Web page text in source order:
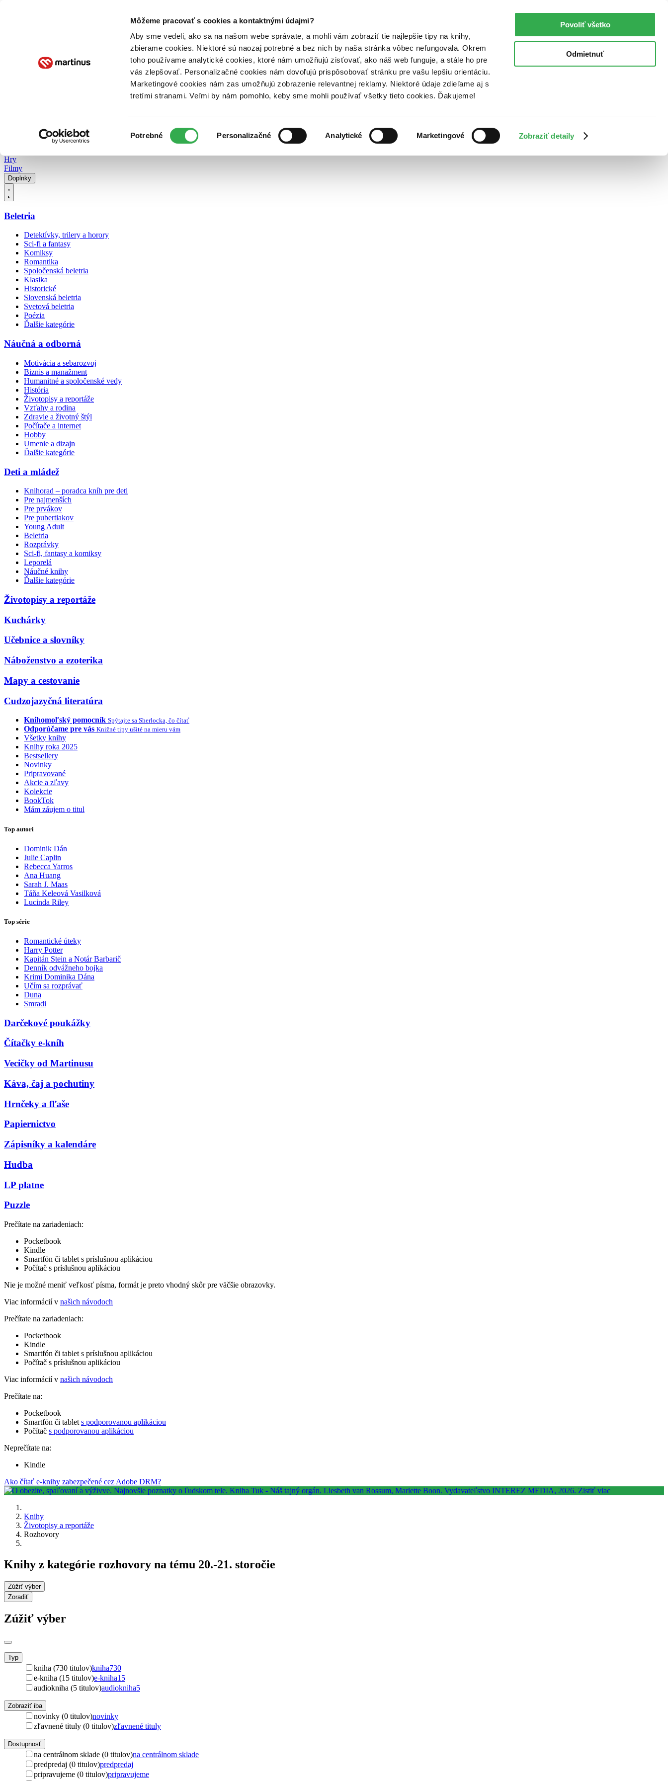
Môžeme pracovať s cookies a kontaktnými údajmi?
Aby sme vedeli, ako sa na našom webe správate, a mohli vám zobraziť tie najlepšie tipy na knihy,
zbierame cookies. Niektoré sú naozaj potrebné a bez nich by naša stránka vôbec nefungovala. Okrem
toho používame analytické cookies, ktoré nám umožňujú zisťovať, ako náš web funguje, a stále ho pre
vás zlepšovať. Personalizačné cookies nám dovoľujú prispôsobovať stránku pre vašu lepšiu orientáciu.
Marketingové cookies nám zas umožňujú zobrazenie relevantnej reklamy. Niektoré údaje zdieľame aj s
tretími stranami. Veľmi by nám pomohlo, keby sme mohli používať všetky tieto cookies. Ďakujeme!
súhlasu
Potrebné Personalizačné Analytické Marketingové Zobraziť detaily
Povoliť všetko
Odmietnuť
Poukážky Kontakt
Hry
Filmy
Doplnky
Beletria
Detektívky, trilery a horory
Sci-fi a fantasy
Komiksy
Romantika
Spoločenská beletria
Klasika
Historické
Slovenská beletria
Svetová beletria
Poézia
Ďalšie kategórie
Náučná a odborná
Motivácia a sebarozvoj
Biznis a manažment
Humanitné a spoločenské vedy
História
Životopisy a reportáže
Vzťahy a rodina
Zdravie a životný štýl
Počítače a internet
Hobby
Umenie a dizajn
Ďalšie kategórie
Deti a mládež
Knihorad – poradca kníh pre deti
Pre najmenších
Pre prvákov
Pre pubertiakov
Young Adult
Beletria
Rozprávky
Sci-fi, fantasy a komiksy
Leporelá
Náučné knihy
Ďalšie kategórie
Životopisy a reportáže
Kuchárky
Učebnice a slovníky
Náboženstvo a ezoterika
Mapy a cestovanie
Cudzojazyčná literatúra
Knihomoľský pomocník Spýtajte sa Sherlocka, čo čítať
Odporúčame pre vás Knižné tipy ušité na mieru vám
Všetky knihy
Knihy roka 2025
Bestsellery
Novinky
Pripravované
Akcie a zľavy
Kolekcie
BookTok
Mám záujem o titul
Top autori
Dominik Dán
Julie Caplin
Rebecca Yarros
Ana Huang
Sarah J. Maas
Táňa Keleová Vasilková
Lucinda Riley
Top série
Romantické úteky
Harry Potter
Kapitán Stein a Notár Barbarič
Denník odvážneho bojka
Krimi Dominika Dána
Učím sa rozprávať
Duna
Smradi
Darčekové poukážky
Čítačky e-kníh
Vecičky od Martinusu
Káva, čaj a pochutiny
Hrnčeky a fľaše
Papiernictvo
Zápisníky a kalendáre
Hudba
LP platne
Puzzle
Prečítate na zariadeniach:
Pocketbook
Kindle
Smartfón či tablet s príslušnou aplikáciou
Počítač s príslušnou aplikáciou
Nie je možné meniť veľkosť písma, formát je preto vhodný skôr pre väčšie obrazovky.
Viac informácií v našich návodoch
Prečítate na zariadeniach:
Pocketbook
Kindle
Smartfón či tablet s príslušnou aplikáciou
Počítač s príslušnou aplikáciou
Viac informácií v našich návodoch
Prečítate na:
Pocketbook
Smartfón či tablet s podporovanou aplikáciou
Počítač s podporovanou aplikáciou
Neprečítate na:
Kindle
Ako čítať e-knihy zabezpečené cez Adobe DRM?
Knihy
Životopisy a reportáže
Rozhovory
Knihy z kategórie rozhovory na tému 20.-21. storočie
Zúžiť výber
Zoradiť
Zúžiť výber
Typ
kniha (730 titulov)kniha730
e-kniha (15 titulov)e-kniha15
audiokniha (5 titulov)audiokniha5
Zobraziť iba
novinky (0 titulov)novinky
zľavnené tituly (0 titulov)zľavnené tituly
Dostupnosť
na centrálnom sklade (0 titulov)na centrálnom sklade
predpredaj (0 titulov)predpredaj
pripravujeme (0 titulov)pripravujeme